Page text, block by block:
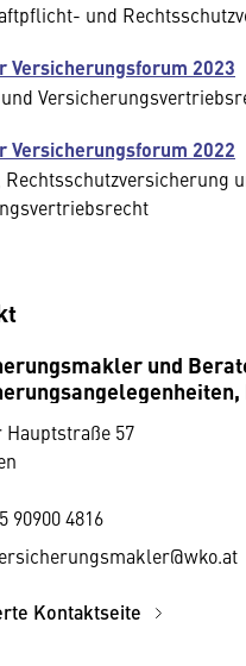
und
Versicherungsforum 2023
Versicherungsforum 2022
und
Hauptstraße 57
90900 4816
Kontaktseite